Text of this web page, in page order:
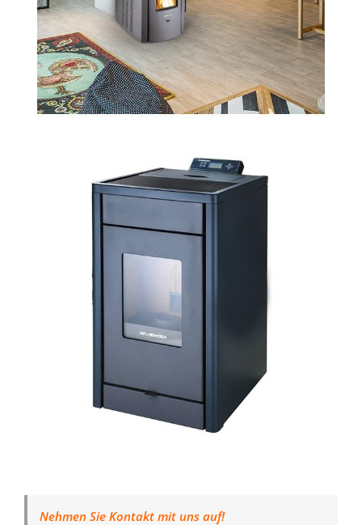
Nehmen Sie Kontakt mit uns auf!